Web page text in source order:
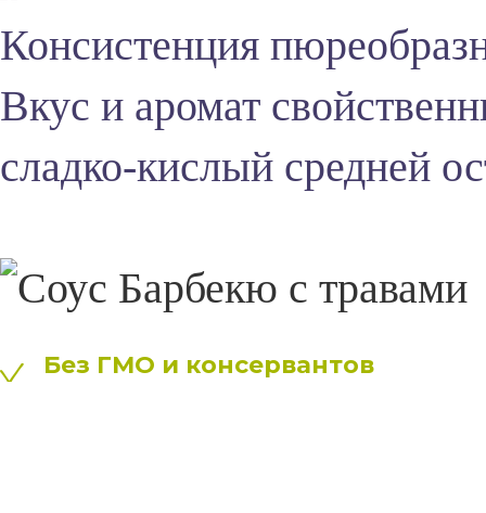
Консистенция
Вкус и аромат
сладко-кислый средней
Без ГМО и консервантов